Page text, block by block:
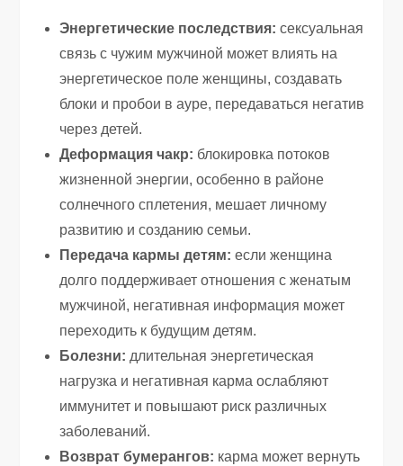
Энергетические последствия: сексуальная
связь с чужим мужчиной может влиять на
энергетическое поле женщины, создавать
блоки и пробои в ауре, передаваться негатив
через детей.
Деформация чакр: блокировка потоков
жизненной энергии, особенно в районе
солнечного сплетения, мешает личному
развитию и созданию семьи.
Передача кармы детям: если женщина
долго поддерживает отношения с женатым
мужчиной, негативная информация может
переходить к будущим детям.
Болезни: длительная энергетическая
нагрузка и негативная карма ослабляют
иммунитет и повышают риск различных
заболеваний.
Возврат бумерангов: карма может вернуть